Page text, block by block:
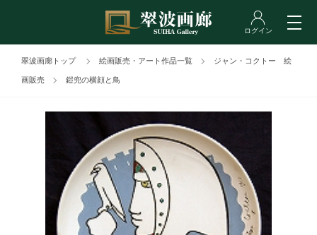
翠波画廊トップ 絵画販売・アート作品一覧 ジャン・コクトー 絵
画販売 鎧兜の横顔と鳥